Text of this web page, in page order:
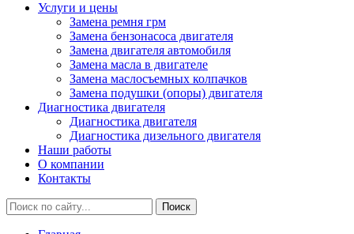
Услуги и цены
Замена ремня грм
Замена бензонасоса двигателя
Замена двигателя автомобиля
Замена масла в двигателе
Замена маслосъемных колпачков
Замена подушки (опоры) двигателя
Диагностика двигателя
Диагностика двигателя
Диагностика дизельного двигателя
Наши работы
О компании
Контакты